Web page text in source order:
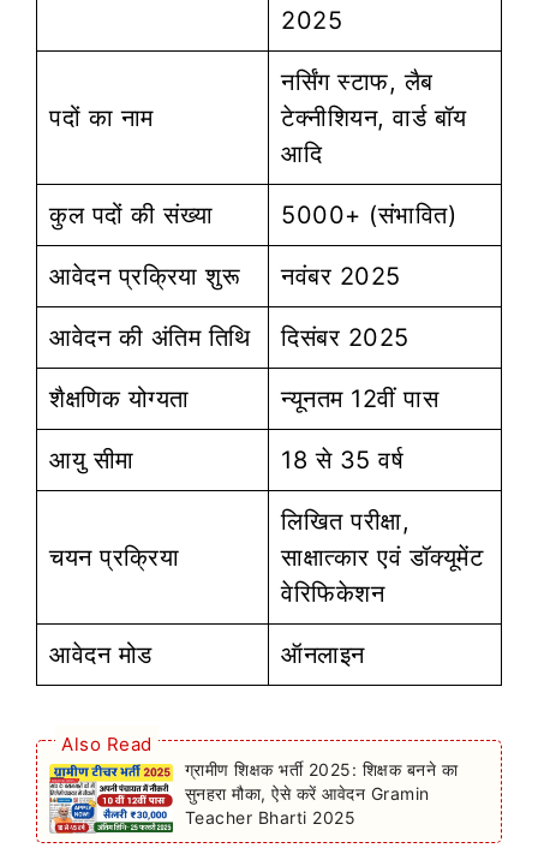
2025
पदों का नाम
नर्सिंग स्टाफ, लैब
टेक्नीशियन, वार्ड बॉय
आदि
कुल पदों की संख्या 5000+ (संभावित)
आवेदन प्रक्रिया शुरू नवंबर 2025
आवेदन की अंतिम तिथि दिसंबर 2025
शैक्षणिक योग्यता न्यूनतम 12वीं पास
आयु सीमा 18 से 35 वर्ष
चयन प्रक्रिया
लिखित परीक्षा,
साक्षात्कार एवं डॉक्यूमेंट
वेरिफिकेशन
आवेदन मोड ऑनलाइन
Also Read
ग्रामीण शिक्षक भर्ती 2025: शिक्षक बनने का
सुनहरा मौका, ऐसे करें आवेदन Gramin
Teacher Bharti 2025